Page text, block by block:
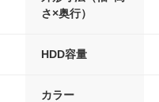
さ×奥行）
HDD容量
カラー